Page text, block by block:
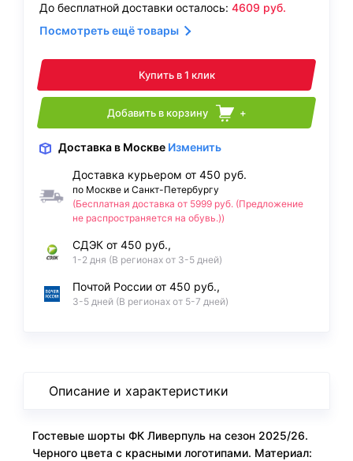
До бесплатной доставки осталось: 4609 руб.
Посмотреть ещё товары
Купить в 1 клик
Добавить в корзину +
Доставка в Москве Изменить
Доставка курьером от 450 руб.
по Москве и Санкт-Петербургу
(Бесплатная доставка от 5999 руб. (Предложение
не распространяется на обувь.))
СДЭК от 450 руб.,
1-2 дня (В регионах от 3-5 дней)
Почтой России от 450 руб.,
3-5 дней (В регионах от 5-7 дней)
Описание и характеристики
Гостевые шорты ФК Ливерпуль на сезон 2025/26.
Черного цвета с красными логотипами. Материал: